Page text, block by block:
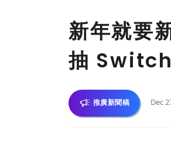
新年就要
抽
推廣新聞稿 Dec